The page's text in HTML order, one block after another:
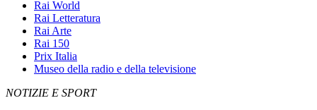
Rai World
Rai Letteratura
Rai Arte
Rai 150
Prix Italia
Museo della radio e della televisione
NOTIZIE E SPORT